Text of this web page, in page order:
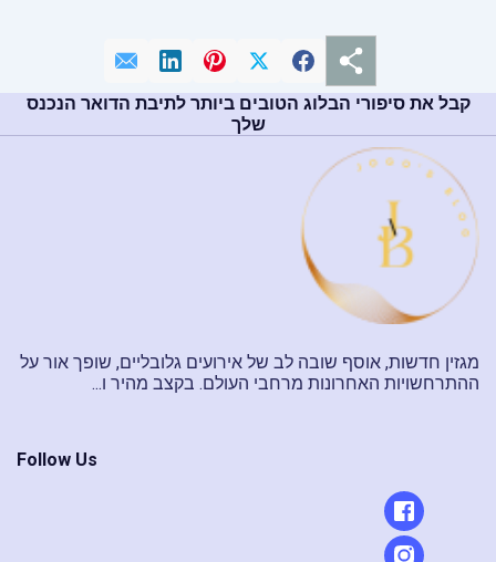
קבל את סיפורי הבלוג הטובים ביותר לתיבת הדואר הנכנס
שלך
מגזין חדשות, אוסף שובה לב של אירועים גלובליים, שופך אור על
ההתרחשויות האחרונות מרחבי העולם. בקצב מהיר ו...
Follow Us